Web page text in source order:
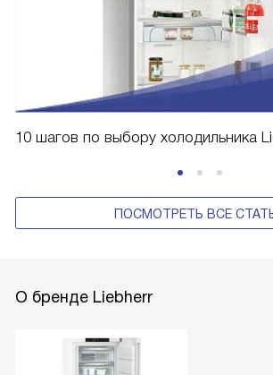
10 шагов по выбору холодильника
ПОСМОТРЕТЬ ВСЕ
О бренде Liebherr